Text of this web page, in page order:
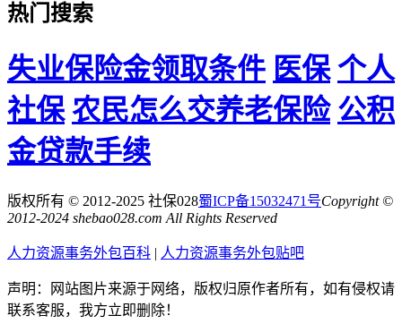
热门搜索
失业保险金领取条件 医保 个人
社保 农民怎么交养老保险 公积
金贷款手续
版权所有 © 2012-2025 社保028蜀ICP备15032471号Copyright ©
2012-2024 shebao028.com All Rights Reserved
人力资源事务外包百科 | 人力资源事务外包贴吧
声明：网站图片来源于网络，版权归原作者所有，如有侵权请
联系客服，我方立即删除！